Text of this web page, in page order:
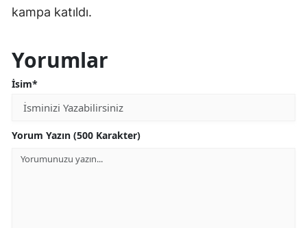
kampa katıldı.
Yorumlar
İsim*
Yorum Yazın (500 Karakter)